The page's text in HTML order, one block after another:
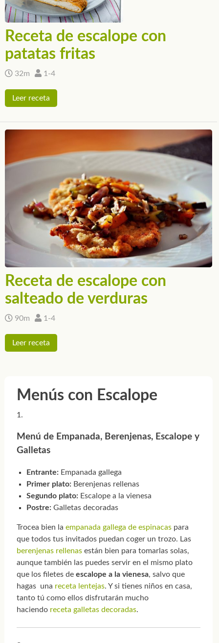
Receta de escalope con
patatas fritas
32m 1-4
Leer receta
Receta de escalope con
salteado de verduras
90m 1-4
Leer receta
Menús con Escalope
Menú de Empanada, Berenjenas, Escalope y
Galletas
Entrante: Empanada gallega
Primer plato: Berenjenas rellenas
Segundo plato: Escalope a la vienesa
Postre: Galletas decoradas
Trocea bien la empanada gallega de espinacaspara
que todos tus invitados puedan coger un trozo. Las
berenjenas rellenasestán bien para tomarlas solas,
aunque también las puedes servir en el mismo plato
que los filetes de escalope a la vienesa, salvo que
hagas una receta lentejas. Y si tienes niños en casa,
tanto tú como ellos disfrutarán mucho
haciendo receta galletas decoradas.